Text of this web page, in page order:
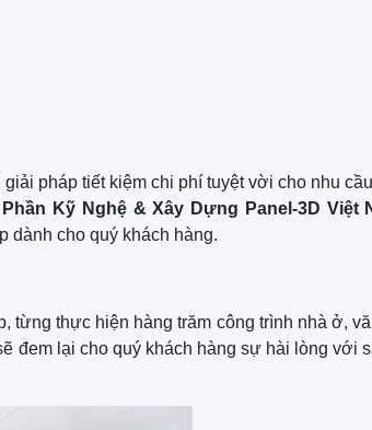
pháp tiết kiệm chi phí tuyệt vời cho nhu
Kỹ Nghệ & Xây Dựng Panel-3D Việt
dành cho quý khách hàng.
từng thực hiện hàng trăm công trình nhà ở,
đem lại cho quý khách hàng sự hài lòng với